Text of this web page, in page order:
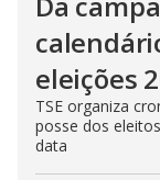
eleições
TSE organiza
posse dos
data